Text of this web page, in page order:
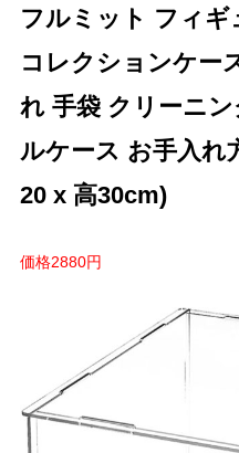
フルミット フィ
コレクションケー
れ 手袋 クリーニ
ルケース お手入れ
20 x 高30cm)
価格2880円